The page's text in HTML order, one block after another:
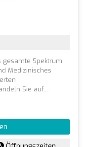
gesamte Spektrum
Medizinisches
Sie auf...